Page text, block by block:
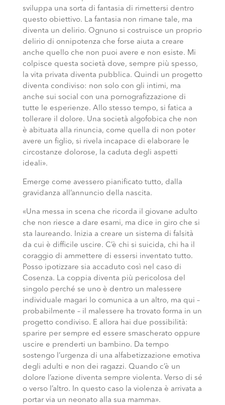
sviluppa una sorta di fantasia di rimettersi dentro
questo obiettivo. La fantasia non rimane tale, ma
diventa un delirio. Ognuno si costruisce un proprio
delirio di onnipotenza che forse aiuta a creare
anche quello che non puoi avere e non esiste. Mi
colpisce questa società dove, sempre più spesso,
la vita privata diventa pubblica. Quindi un progetto
diventa condiviso: non solo con gli intimi, ma
anche sui social con una pornografizzazione di
tutte le esperienze. Allo stesso tempo, si fatica a
tollerare il dolore. Una società algofobica che non
è abituata alla rinuncia, come quella di non poter
avere un figlio, si rivela incapace di elaborare le
circostanze dolorose, la caduta degli aspetti
ideali».
Emerge come avessero pianificato tutto, dalla
gravidanza all’annuncio della nascita.
«Una messa in scena che ricorda il giovane adulto
che non riesce a dare esami, ma dice in giro che si
sta laureando. Inizia a creare un sistema di falsità
da cui è difficile uscire. C’è chi si suicida, chi ha il
coraggio di ammettere di essersi inventato tutto.
Posso ipotizzare sia accaduto così nel caso di
Cosenza. La coppia diventa più pericolosa del
singolo perché se uno è dentro un malessere
individuale magari lo comunica a un altro, ma qui –
probabilmente – il malessere ha trovato forma in un
progetto condiviso. E allora hai due possibilità:
sparire per sempre ed essere smascherato oppure
uscire e prenderti un bambino. Da tempo
sostengo l’urgenza di una alfabetizzazione emotiva
degli adulti e non dei ragazzi. Quando c’è un
dolore l’azione diventa sempre violenta. Verso di sé
o verso l’altro. In questo caso la violenza è arrivata a
portar via un neonato alla sua mamma».